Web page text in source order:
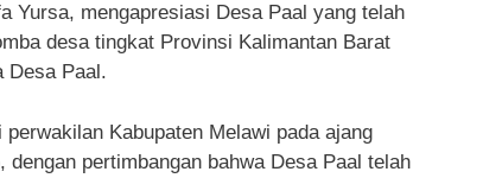
Yursa, mengapresiasi Desa Paal yang telah
desa tingkat Provinsi Kalimantan Barat
Desa Paal.
Kabupaten Melawi pada ajang
pertimbangan bahwa Desa Paal telah